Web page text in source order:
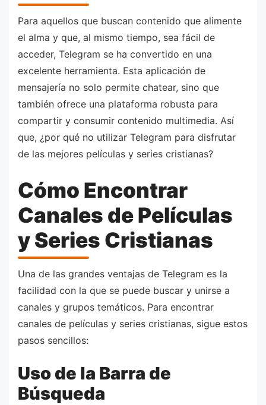
Para aquellos que buscan contenido que alimente
el alma y que, al mismo tiempo, sea fácil de
acceder, Telegram se ha convertido en una
excelente herramienta. Esta aplicación de
mensajería no solo permite chatear, sino que
también ofrece una plataforma robusta para
compartir y consumir contenido multimedia. Así
que, ¿por qué no utilizar Telegram para disfrutar
de las mejores películas y series cristianas?
Cómo Encontrar
Canales de Películas
y Series Cristianas
Una de las grandes ventajas de Telegram es la
facilidad con la que se puede buscar y unirse a
canales y grupos temáticos. Para encontrar
canales de películas y series cristianas, sigue estos
pasos sencillos:
Uso de la Barra de
Búsqueda